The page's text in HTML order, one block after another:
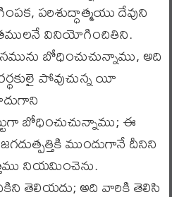
పరిశుద్ధాత్మయు దేవుని
వినియోగించితిని.
బోధించుచున్నాము, అది
పోవుచున్న యీ
బోధించుచున్నాము; ఈ
ముందుగానే దీనిని
నియమించెను.
తెలియదు; అది వారికి తెలిసి